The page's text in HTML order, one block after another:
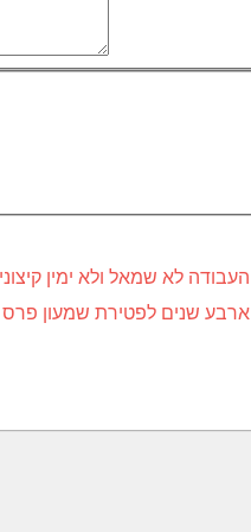
העבודה לא שמאל ולא ימין
ארבע שנים לפטירת שמעון פרס